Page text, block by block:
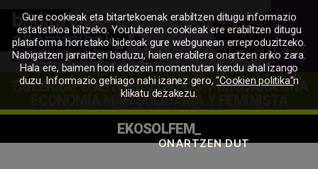
MERKATU
Menua
TAILERRA: CULTIVA CUIDADOS Y BROTARÁ UNA
ECONOMÍA MÁS SOLIDARIA Y FEMINISTA
EKOSOLFEM_
Gure cookieak eta bitartekoenak erabiltzen ditugu informazio
estatistikoa biltzeko. Youtuberen cookieak ere erabiltzen ditugu
plataforma horretako bideoak gure webgunean erreproduzitzeko.
Nabigatzen jarraitzen baduzu, haien erabilera onartzen ariko zara.
Hala ere, baimen hori edozein momentutan kendu ahal izango
duzu. Informazio gehiago nahi izanez gero,“Cookien politika”n
klikatu dezakezu.